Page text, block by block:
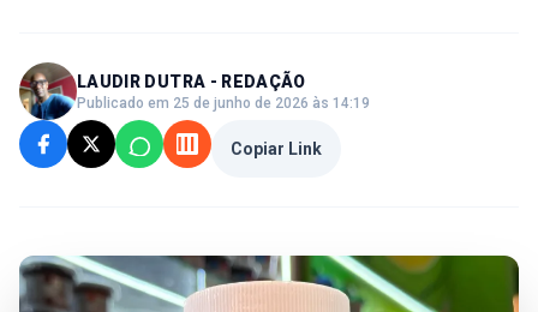
LAUDIR DUTRA - REDAÇÃO
Publicado em 25 de junho de 2026 às 14:19
Copiar Link